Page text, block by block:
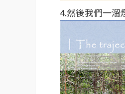
4.然後我們一溜